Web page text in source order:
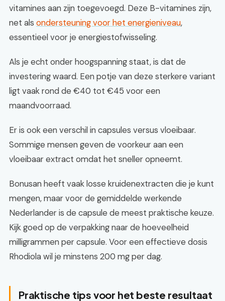
vitamines aan zijn toegevoegd. Deze B-vitamines zijn,
net als ondersteuning voor het energieniveau,
essentieel voor je energiestofwisseling.
Als je echt onder hoogspanning staat, is dat de
investering waard. Een potje van deze sterkere variant
ligt vaak rond de €40 tot €45 voor een
maandvoorraad.
Er is ook een verschil in capsules versus vloeibaar.
Sommige mensen geven de voorkeur aan een
vloeibaar extract omdat het sneller opneemt.
Bonusan heeft vaak losse kruidenextracten die je kunt
mengen, maar voor de gemiddelde werkende
Nederlander is de capsule de meest praktische keuze.
Kijk goed op de verpakking naar de hoeveelheid
milligrammen per capsule. Voor een effectieve dosis
Rhodiola wil je minstens 200 mg per dag.
Praktische tips voor het beste resultaat